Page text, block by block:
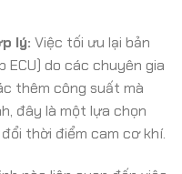
lý: Việc tối ưu lại bản
ECU) do các chuyên gia
thêm công suất mà
đây là một lựa chọn
thời điểm cam cơ khí.